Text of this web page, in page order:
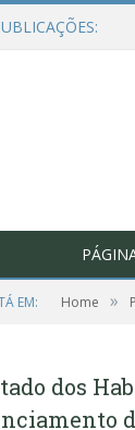
EM: Home »
dos